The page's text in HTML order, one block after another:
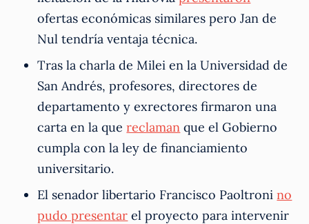
ofertas económicas similares pero Jan de
Nul tendría ventaja técnica.
Tras la charla de Milei en la Universidad de
San Andrés, profesores, directores de
departamento y exrectores firmaron una
carta en la quereclaman que el Gobierno
cumpla con la ley de financiamiento
universitario.
El senador libertario Francisco Paoltronino
pudo presentar el proyecto para intervenir